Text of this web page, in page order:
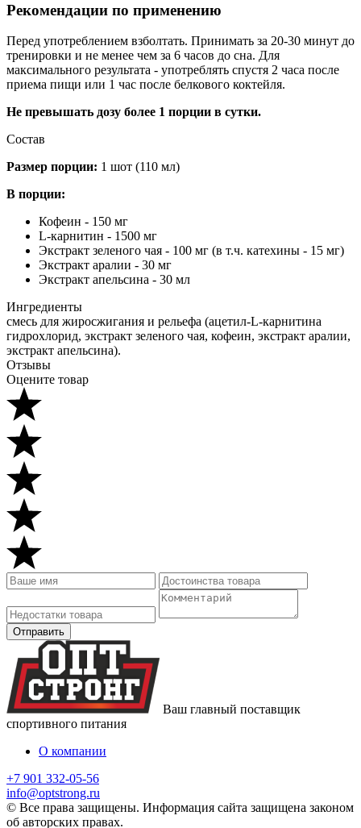
Рекомендации по применению
Перед употреблением взболтать. Принимать за 20-30 минут до
тренировки и не менее чем за 6 часов до сна. Для
максимального результата - употреблять спустя 2 часа после
приема пищи или 1 час после белкового коктейля.
Не превышать дозу более 1 порции в сутки.
Состав
Размер порции: 1 шот (110 мл)
В порции:
Кофеин - 150 мг
L-карнитин - 1500 мг
Экстракт зеленого чая - 100 мг (в т.ч. катехины - 15 мг)
Экстракт аралии - 30 мг
Экстракт апельсина - 30 мл
Ингредиенты
смесь для жиросжигания и рельефа (ацетил-L-карнитина
гидрохлорид, экстракт зеленого чая, кофеин, экстракт аралии,
экстракт апельсина).
Отзывы
Оцените товар
Ваш главный поставщик
спортивного питания
О компании
+7 901 332-05-56
info@optstrong.ru
© Все права защищены. Информация сайта защищена законом
об авторских правах.